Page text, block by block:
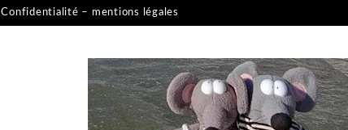
Confidentialité – mentions légales